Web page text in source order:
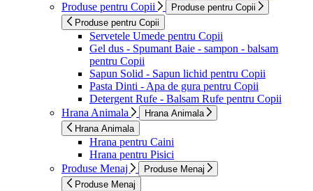
Produse pentru Copii
Produse pentru Copii
Produse pentru Copii
Servetele Umede pentru Copii
Gel dus - Spumant Baie - sampon - balsam
pentru Copii
Sapun Solid - Sapun lichid pentru Copii
Pasta Dinti - Apa de gura pentru Copii
Detergent Rufe - Balsam Rufe pentru Copii
Hrana Animala
Hrana Animala
Hrana Animala
Hrana pentru Caini
Hrana pentru Pisici
Produse Menaj
Produse Menaj
Produse Menaj